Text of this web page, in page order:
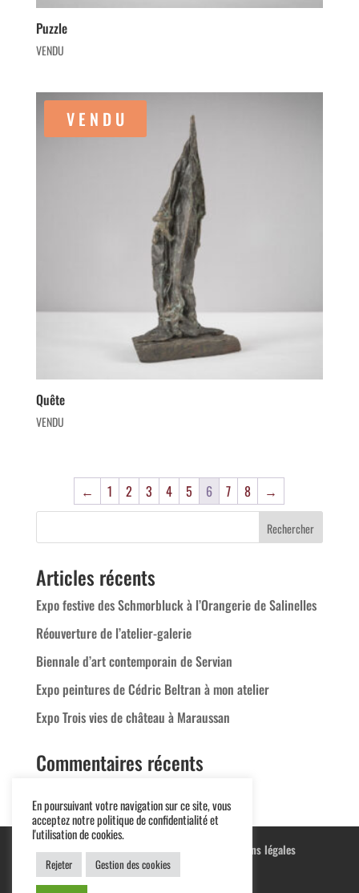
Puzzle
VENDU
Quête
VENDU
V E N D U
← 1 2 3 4 5 6 7 8 →
Articles récents
Expo festive des Schmorbluck à l’Orangerie de Salinelles
Réouverture de l’atelier-galerie
Biennale d’art contemporain de Servian
Expo peintures de Cédric Beltran à mon atelier
Expo Trois vies de château à Maraussan
Commentaires récents
Blog Terre cuite Peintures
Mentions légales
Conditions générales de vente
En poursuivant votre navigation sur ce site, vous
acceptez notre politique de confidentialité et
l'utilisation de cookies.
Rejeter Gestion des cookies